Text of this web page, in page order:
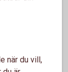
när du vill,